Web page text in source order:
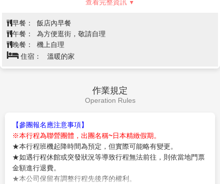
飯店→全日自由活動~可自行前往心
齋橋→大阪關西海上空港→台北
建議行程
【心齋橋】心齋橋筋是一條在御堂筋東側，與之並行的
南北向大道。北自順慶町大通南至道頓堀川上的戎橋，
以外，還有一些老店，以及喜好逛街和
熱鬧的人潮，十分熱鬧。位於南海難波車站的
店等近300家店鋪，其中還有一出站就可以看到著名的
桃山建築式新歌舞伎座。另外，地鐵難波車站周圍分佈
著許多專門提供大阪平民菜肴的餐館。道頓堀，整條的
美食街。
【道頓堀】
人常說“吃在大阪”，可見這裏的飲食店之多，還有成片
早餐： 飯店內早餐
午餐： 為方便逛街，敬請自理
晚餐： 機上自理
住宿： 溫暖的家